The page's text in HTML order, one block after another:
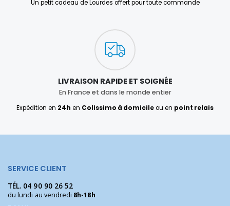
Un petit cadeau de Lourdes offert pour toute commande
LIVRAISON RAPIDE ET SOIGNÉE
En France et dans le monde entier
Expédition en 24h en Colissimo à domicileou en point relais
SERVICE CLIENT
TÉL. 04 90 90 26 52
du lundi au vendredi 8h-18h